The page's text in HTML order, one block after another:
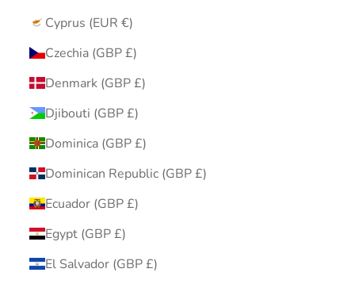
Cyprus (EUR €)
Czechia (GBP £)
Denmark (GBP £)
Djibouti (GBP £)
Dominica (GBP £)
Dominican Republic (GBP £)
Ecuador (GBP £)
Egypt (GBP £)
El Salvador (GBP £)